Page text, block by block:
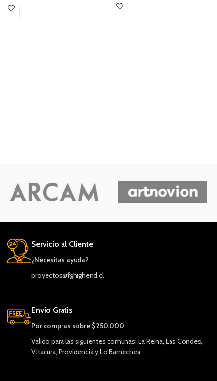
Servicio al Cliente
¿Necesitas ayuda?
proyectos@fghighend.cl
Envío Gratis
Por compras sobre $250.000
Valido para las siguientes comunas: La Reina, Las Condes,
Vitacura, Providencia y Lo Barnechea